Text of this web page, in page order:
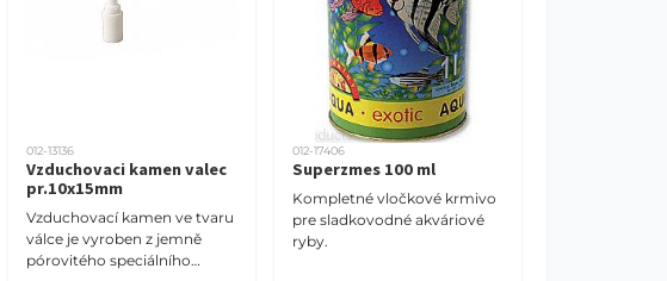
012-13136
Vzduchovaci kamen valec
pr.10x15mm
Vzduchovací kamen ve tvaru
válce je vyroben z jemně
pórovitého speciálního
012-17406
Superzmes 100 ml
Kompletné vločkové krmivo
pre sladkovodné akváriové
ryby.